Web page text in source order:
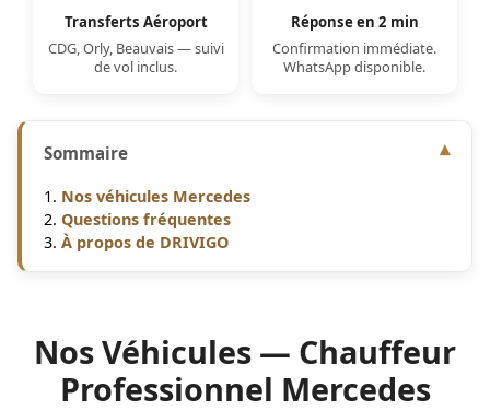
Transferts Aéroport
CDG, Orly, Beauvais — suivi
de vol inclus.
Réponse en 2 min
Confirmation immédiate.
WhatsApp disponible.
Sommaire
Nos véhicules Mercedes
Questions fréquentes
À propos de DRIVIGO
Nos Véhicules — Chauffeur
Professionnel Mercedes